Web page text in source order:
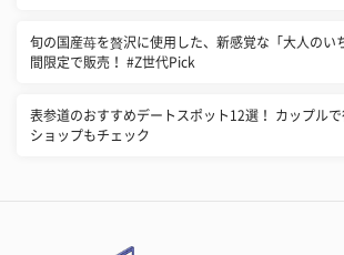
旬の国産苺を贅沢に使用した、新感覚な「大人のい
間限定で販売！ #Z世代Pick
表参道のおすすめデートスポット12選！ カップル
ショップもチェック